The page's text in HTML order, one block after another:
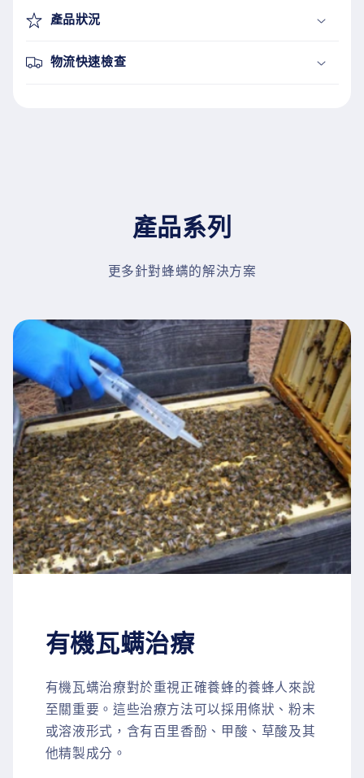
產品狀況
物流快速檢查
產品系列
更多針對蜂螨的解決方案
有機瓦螨治療
有機瓦螨治療對於重視正確養蜂的養蜂人來說
至關重要。這些治療方法可以採用條狀、粉末
或溶液形式，含有百里香酚、甲酸、草酸及其
他精製成分。